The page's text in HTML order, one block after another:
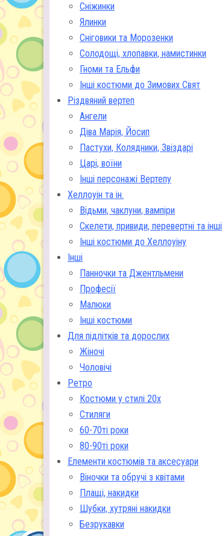
Сніжинки
Ялинки
Сніговики та Морозенки
Солодощі, хлопавки, намистинки
Гноми та Ельфи
Інші костюми до Зимових Свят
Різдвяний вертеп
Ангели
Діва Марія, Йосип
Пастухи, Колядники, Звіздарі
Царі, воїни
Інші персонажі Вертепу
Хеллоуін та ін.
Відьми, чаклуни, вампіри
Скелети, привиди, перевертні та інші
Інші костюми до Хеллоуіну
Інші
Панночки та Джентльмени
Професії
Малюки
Інші костюми
Для підлітків та дорослих
Жіночі
Чоловічі
Ретро
Костюми у стилі 20х
Стиляги
60-70ті роки
80-90ті роки
Елементи костюмів та аксесуари
Віночки та обручі з квітами
Плащі, накидки
Шубки, хутряні накидки
Безрукавки